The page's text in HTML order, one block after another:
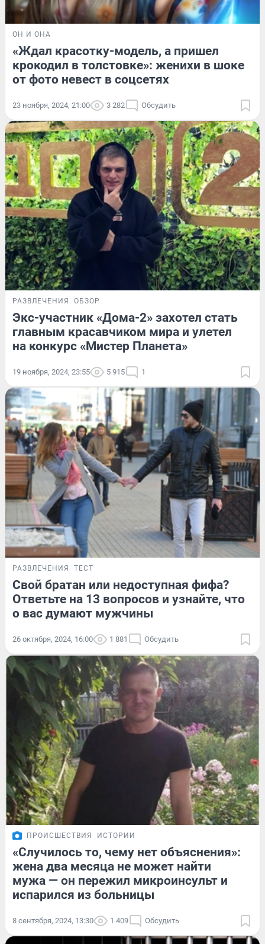
ОН И ОНА
«Ждал красотку-модель, а пришел
крокодил в толстовке»: женихи в шоке
от фото невест в соцсетях
23 ноября, 2024, 21:00 3 282 Обсудить
РАЗВЛЕЧЕНИЯ ОБЗОР
Экс-участник «Дома-2» захотел стать
главным красавчиком мира и улетел
на конкурс «Мистер Планета»
19 ноября, 2024, 23:55 5 915 1
РАЗВЛЕЧЕНИЯ ТЕСТ
Свой братан или недоступная фифа?
Ответьте на 13 вопросов и узнайте, что
о вас думают мужчины
26 октября, 2024, 16:00 1 881 Обсудить
ПРОИСШЕСТВИЯ ИСТОРИИ
«Случилось то, чему нет объяснения»:
жена два месяца не может найти
мужа — он пережил микроинсульт и
испарился из больницы
8 сентября, 2024, 13:30 1 409 Обсудить